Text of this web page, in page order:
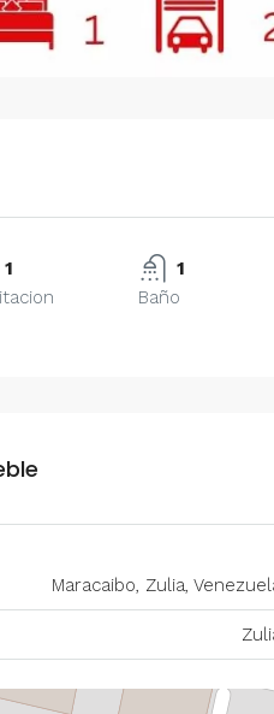
1
1
Baño
Maracaibo, Zulia,
Alquiler en Prados del Este –
2 Baños,
Centro Comercial Concresa,